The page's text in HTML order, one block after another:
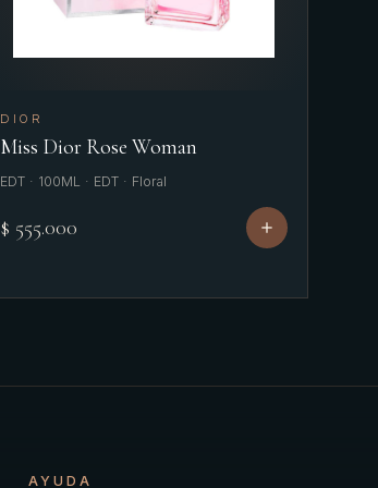
DIOR
Miss Dior Rose Woman
EDT · 100ML · EDT · Floral
$ 555.000
AYUDA